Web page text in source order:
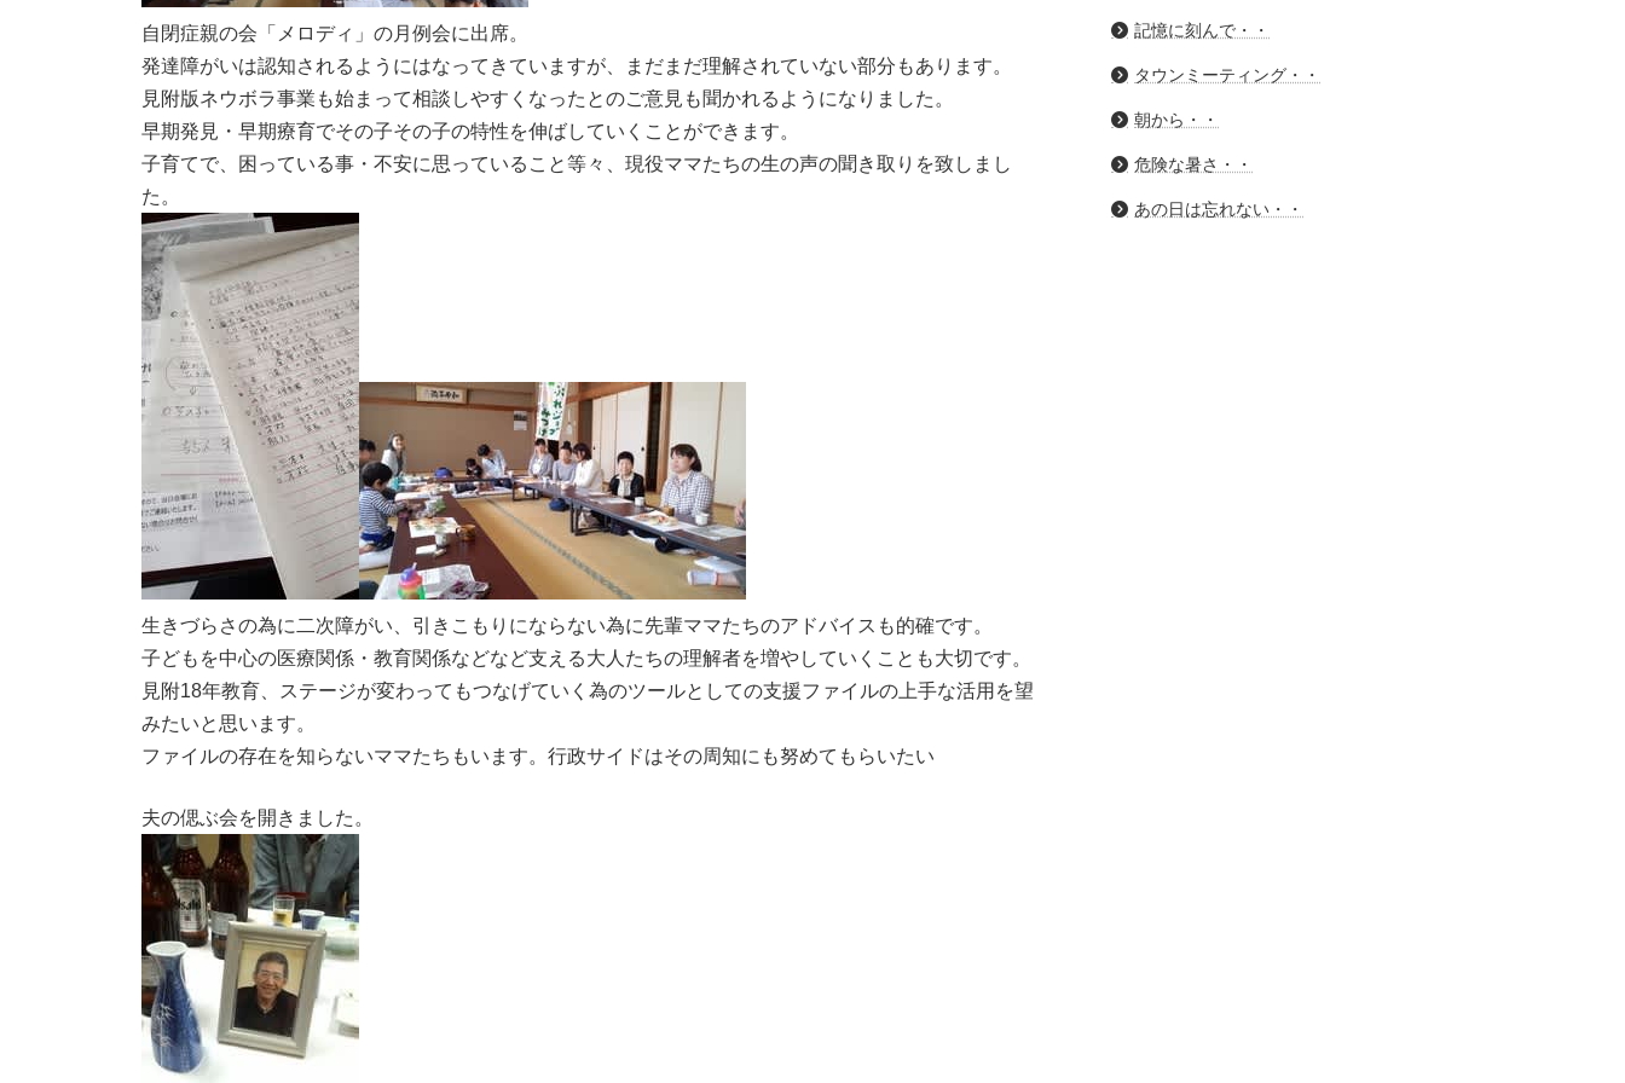
自閉症親の会「メロディ」の月例会に出席。
発達障がいは認知されるようにはなってきていますが、まだまだ理解されていない部分もあります。
見附版ネウボラ事業も始まって相談しやすくなったとのご意見も聞かれるようになりました。
早期発見・早期療育でその子その子の特性を伸ばしていくことができます。
子育てで、困っている事・不安に思っていること等々、現役ママたちの生の声の聞き取りを致しまし
た。
生きづらさの為に二次障がい、引きこもりにならない為に先輩ママたちのアドバイスも的確です。
子どもを中心の医療関係・教育関係などなど支える大人たちの理解者を増やしていくことも大切です。
見附18年教育、ステージが変わってもつなげていく為のツールとしての支援ファイルの上手な活用を望
みたいと思います。
ファイルの存在を知らないママたちもいます。行政サイドはその周知にも努めてもらいたい
夫の偲ぶ会を開きました。
記憶に刻んで・・
タウンミーティング・・
朝から・・
危険な暑さ・・
あの日は忘れない・・